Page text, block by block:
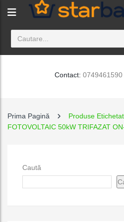
Contact: 0749461590
Prima Pagină
Produse
FOTOVOLTAIC 50kW TRIFAZAT
Caută